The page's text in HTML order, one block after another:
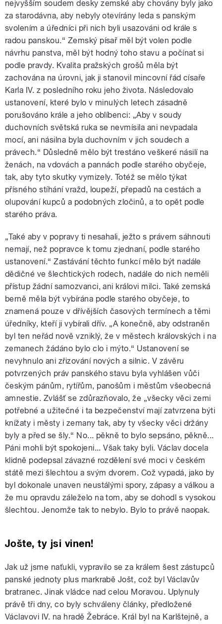
nejvyšším soudem desky zemské aby chovány byly jako
za starodávna, aby nebyly otevírány leda s panským
svolením a úředníci při nich byli usazováni od krále s
radou panskou.“ Zemský písař měl být volen podle
návrhu panstva, měl být hodný toho stavu a počínat si
podle pravdy. Kvalita pražských grošů měla být
zachována na úrovni, jak ji stanovil mincovní řád císaře
Karla IV. z posledního roku jeho života. Následovalo
ustanovení, které bylo v minulých letech zásadně
porušováno krále a jeho oblíbenci: „Aby v soudy
duchovních světská ruka se nevmísila ani nevpadala
mocí, ani násilna byla duchovním v jich soudech a
právech.“ Důsledně mělo být trestáno veškeré násilí na
ženách, na vdovách a pannách podle starého obyčeje,
tak, aby tyto skutky vymizely. Totéž se mělo týkat
přísného stíhání vražd, loupeží, přepadů na cestách a
olupování kupců a podobných zločinů, a to opět podle
starého práva.
„Také aby v popravy ti nesahali, ježto s právem sáhnouti
nemají, než popravce k tomu zjednaní, podle starého
ustanovení.“ Zastávání těchto funkcí mělo být nadále
dědičné ve šlechtických rodech, nadále do nich neměli
přístup žádní samozvanci, ani královi milci. Také zemská
berně měla být vybírána podle starého obyčeje, to
znamená pouze v dřívějších časových termínech a těmi
úředníky, kteří ji vybírali dřív. „A konečně, aby odstraněn
byl ten neřád nově vzniklý, že v městech královských i na
zemanech žádáno bylo clo i mýto.“ Ustanovení se
nevyhnulo ani zřizování nových a silnic. V závěru
potvrzených práv panského stavu byla vyhlášen vůči
českým pánům, rytířům, panošům i městům všeobecná
amnestie. Zvlášť se zdůrazňovalo, že „všecky věci zemi
potřebné a užitečné i ta bezpečenství mají zatvrzena býti
knížaty i městy i zemany tak, aby ty všecky věci držány
byly a před se šly.“ No... pěkně to bylo sepsáno, pěkně...
Páni mohli být spokojeni... Však taky byli. Václav docela
klidně podepsal závazné rozdělení své moci v českém
státě mezi šlechtou a svým dvorem. Což vypadá, jako by
byl dokonale unaven neustálými spory, zápasy a válkou a
že mu opravdu záleželo na tom, aby se dohodl s vysokou
šlechtou. Jenomže tak to nebylo. Bylo to právě naopak.
Jošte, ty jsi vinen!
Jak už jsme naťukli, vypravilo se za králem šest zástupců
panské jednoty plus markrabě Jošt, což byl Václavův
bratranec. Jinak vládce nad celou Moravou. Uplynuly
právě tři dny, co byly schváleny články, předložené
Václavovi IV. na hradě Žebráce. Král byl na Karlštejně, a